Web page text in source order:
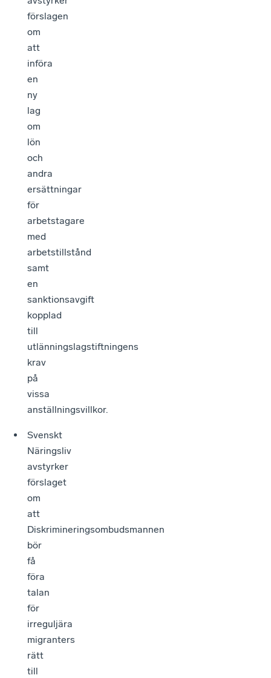
förslagen
om
att
införa
en
ny
lag
om
lön
och
andra
ersättningar
för
arbetstagare
med
arbetstillstånd
samt
en
sanktionsavgift
kopplad
till
utlänningslagstiftningens
krav
på
vissa
anställningsvillkor.
Svenskt
Näringsliv
avstyrker
förslaget
om
att
Diskrimineringsombudsmannen
bör
få
föra
talan
för
irreguljära
migranters
rätt
till